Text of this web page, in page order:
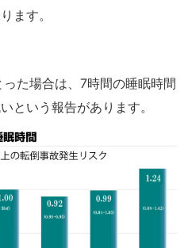
ます。
た場合は、7時間の睡眠時間
という報告があります。